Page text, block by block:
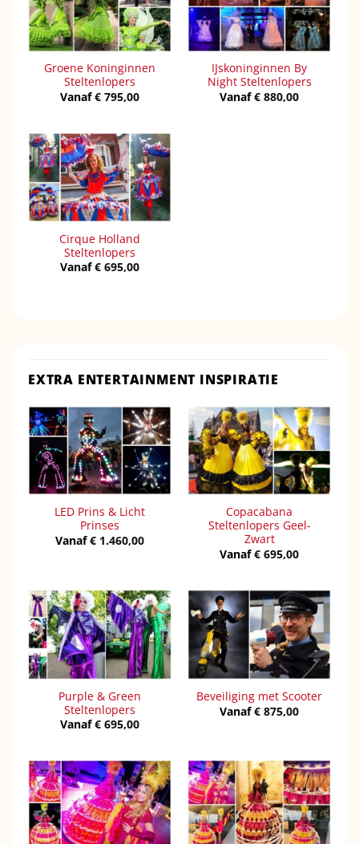
Groene Koninginnen
Steltenlopers
Vanaf€ 795,00
IJskoninginnen By
Night Steltenlopers
Vanaf€ 880,00
Cirque Holland
Steltenlopers
Vanaf€ 695,00
EXTRA ENTERTAINMENT INSPIRATIE
LED Prins & Licht
Prinses
Vanaf€ 1.460,00
Copacabana
Steltenlopers Geel-
Zwart
Vanaf€ 695,00
Purple & Green
Steltenlopers
Vanaf€ 695,00
Beveiliging met Scooter
Vanaf€ 875,00